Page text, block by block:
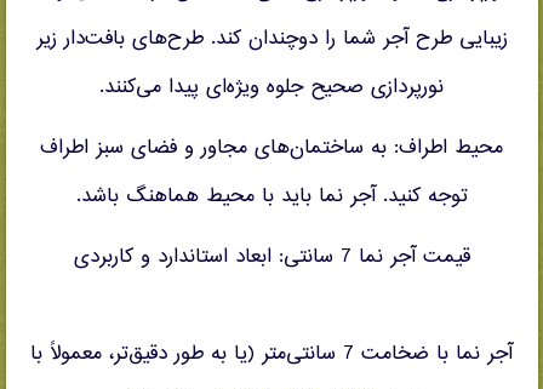
زیبایی طرح آجر شما را دوچندان کند. طرح‌های بافت‌دار زیر
نورپردازی صحیح جلوه ویژه‌ای پیدا می‌کنند.
محیط اطراف: به ساختمان‌های مجاور و فضای سبز اطراف
توجه کنید. آجر نما باید با محیط هماهنگ باشد.
قیمت آجر نما 7 سانتی: ابعاد استاندارد و کاربردی
آجر نما با ضخامت 7 سانتی‌متر (یا به طور دقیق‌تر، معمولاً با